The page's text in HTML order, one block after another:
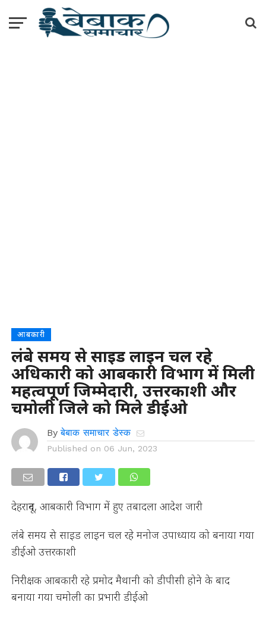
आबकारी
लंबे समय से साइड लाइन चल रहे
अधिकारी को आबकारी विभाग में मिली
महत्वपूर्ण जिम्मेदारी, उत्तरकाशी और
चमोली जिले को मिले डीईओ
By बेबाक समाचार डेस्क
Published on 06 Jun, 2023
देहरादून, आबकारी विभाग में हुए तबादला आदेश जारी
लंबे समय से साइड लाइन चल रहे मनोज उपाध्याय को बनाया गया
डीईओ उत्तरकाशी
निरीक्षक आबकारी रहे प्रमोद मैथानी को डीपीसी होने के बाद
बनाया गया चमोली का प्रभारी डीईओ